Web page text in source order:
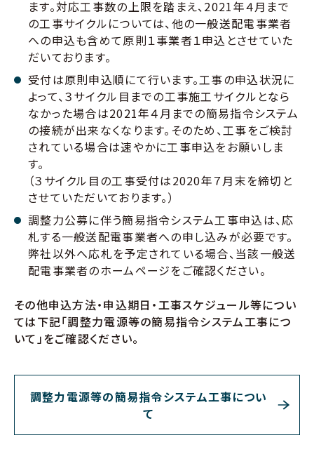
ます。対応工事数の上限を踏まえ、2021年４月まで
の工事サイクルについては、他の一般送配電事業者
への申込も含めて原則１事業者１申込とさせていた
だいております。
受付は原則申込順にて行います。工事の申込状況に
よって、３サイクル目までの工事施工サイクルとなら
なかった場合は2021年４月までの簡易指令システム
の接続が出来なくなります。そのため、工事をご検討
されている場合は速やかに工事申込をお願いしま
す。
（３サイクル目の工事受付は2020年７月末を締切と
させていただいております。）
調整力公募に伴う簡易指令システム工事申込は、応
札する一般送配電事業者への申し込みが必要です。
弊社以外へ応札を予定されている場合、当該一般送
配電事業者のホームページをご確認ください。
その他申込方法・申込期日・工事スケジュール等につい
ては下記「調整力電源等の簡易指令システム工事につ
いて」をご確認ください。
調整力電源等の簡易指令システム工事につい
て